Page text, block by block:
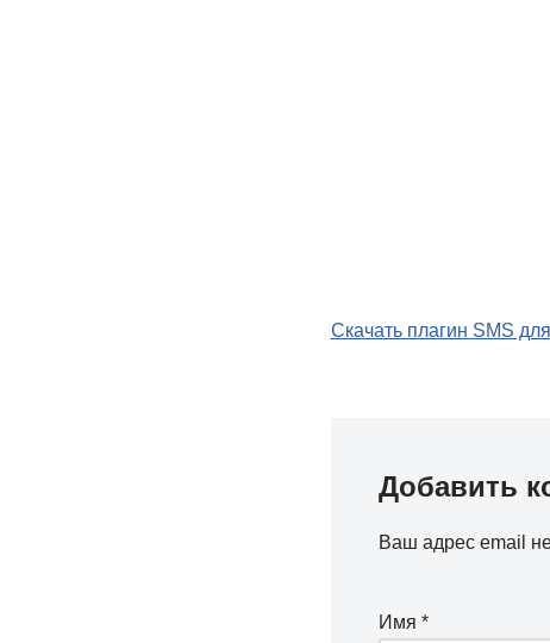
Скачать плагин SMS
Добавить
Ваш адрес email
Имя *